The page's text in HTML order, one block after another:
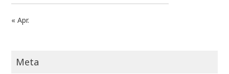
« Apr.
Meta